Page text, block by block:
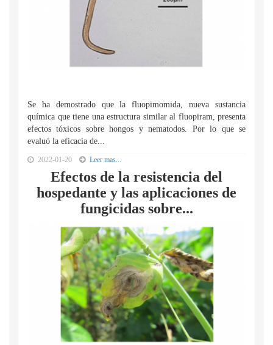
Se ha demostrado que la fluopimomida, nueva sustancia
química que tiene una estructura similar al fluopiram, presenta
efectos tóxicos sobre hongos y nematodos. Por lo que se
evaluó la eficacia de...
2022-01-20 Leer mas...
Efectos de la resistencia del
hospedante y las aplicaciones de
fungicidas sobre...